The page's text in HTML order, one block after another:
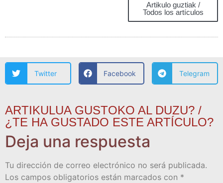
Artikulo guztiak /
Todos los artículos
Twitter Facebook Telegram
ARTIKULUA GUSTOKO AL DUZU? /
¿TE HA GUSTADO ESTE ARTÍCULO?
Deja una respuesta
Tu dirección de correo electrónico no será publicada.
Los campos obligatorios están marcados con *